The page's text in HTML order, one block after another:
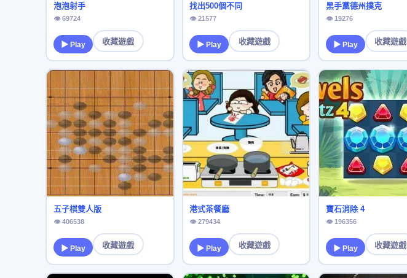
泡泡射手
👁 69724
▶ Play 收藏遊戲
找出500個不同
👁 21577
▶ Play 收藏遊戲
黑手黨德州撲克
👁 19276
▶ Play 收藏遊戲
五子棋雙人版
👁 406538
▶ Play 收藏遊戲
港式茶餐廳
👁 279434
▶ Play 收藏遊戲
寶石消除 4
👁 196356
▶ Play 收藏遊戲